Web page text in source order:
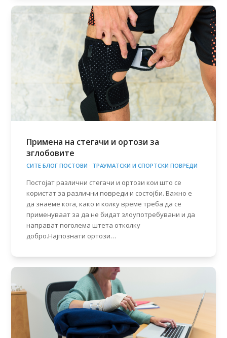
Примена на стегачи и ортози за
зглобовите
СИТЕ БЛОГ ПОСТОВИ · ТРАУМАТСКИ И СПОРТСКИ ПОВРЕДИ
Постојат различни стегачи и ортози кои што се
користат за различни повреди и состојби. Важно е
да знаеме кога, како и колку време треба да се
применуваат за да не бидат злоупотребувани и да
направат поголема штета отколку
добро.Најпознати ортози…